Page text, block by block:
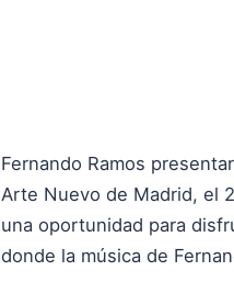
Fernando Ramos
Arte Nuevo de Madrid, el
una oportunidad para
donde la música de